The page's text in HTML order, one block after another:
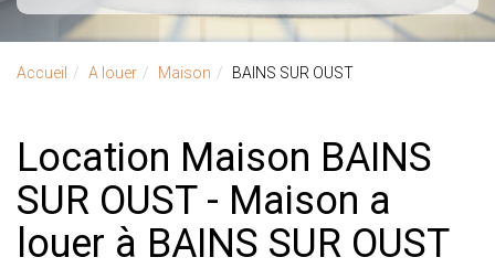
Accueil A louer Maison BAINS SUR OUST
Location Maison BAINS
SUR OUST - Maison a
louer à BAINS SUR OUST